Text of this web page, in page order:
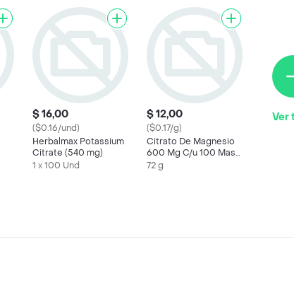
$ 16,00
($0.16/und)
Herbalmax Potassium
Citrate (540 mg)
1 x 100 Und
$ 12,00
($0.17/g)
Citrato De Magnesio
600 Mg C/u 100 Mas
20 Cápsulas
72 g
Ver